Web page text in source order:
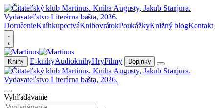
DoručenieKníhkupectváKnihovrátokPoukážkyKnižný blogKontakt
Knihy E-knihyAudioknihyHryFilmy Doplnky
Vyhľadávanie